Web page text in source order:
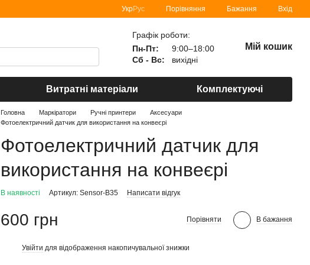
УкрРус Порівняння Бажання Вхід
Графік роботи:
Пн-Пт:
9:00–18:00
Сб - Вс:
вихідні
Мій кошик
Витратні матеріали Комплектуючі
Головна Маркіратори Ручні принтери
Аксесуари
Фотоелектричний датчик для використання на конвеєрі
Фотоелектричний датчик для
використання на конвеєрі
В наявності Артикул: Sensor-B35 Написати відгук
600 грн Порівняти В бажання
Увійти для відображення накопичувальної знижки